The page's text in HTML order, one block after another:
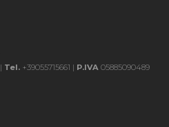
Tel. +39055715661 | P.IVA 05885090489